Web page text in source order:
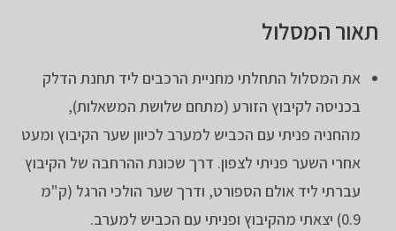
תאור המסלול
את המסלול התחלתי מחניית הרכבים ליד תחנת הדלק
בכניסה לקיבוץ הזורע (מתחם שלושת המשאלות),
מהחניה פניתי עם הכביש למערב לכיוון שער הקיבוץ ומעט
אחרי השער פניתי לצפון. דרך שכונת ההרחבה של הקיבוץ
עברתי ליד אולם הספורט, ודרך שער הולכי הרגל (ק"מ
0.9) יצאתי מהקיבוץ ופניתי עם הכביש למערב.